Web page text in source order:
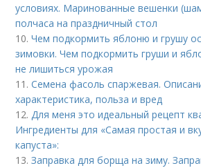
условиях. Маринованные вешенки
полчаса на праздничный стол
10.Чем подкормить яблоню и грушу
зимовки. Чем подкормить груши и
не лишиться урожая
11.Семена фасоль спаржевая.
характеристика, польза и вред
12.Для меня это идеальный рецепт
Ингредиенты для «Самая простая и
капуста»:
13.Заправка для борща на зиму.